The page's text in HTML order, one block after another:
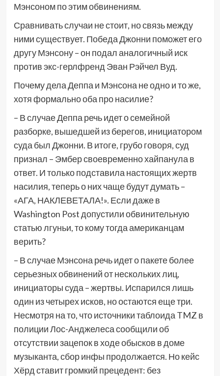
Мэнсоном по этим обвинениям.
Сравнивать случаи не стоит, но связь между
ними существует. Победа Джонни поможет его
другу Мэнсону – он подал аналогичный иск
против экс-герлфренд Эван Рэйчел Вуд.
Почему дела Деппа и Мэнсона не одно и то же,
хотя формально оба про насилие?
– В случае Деппа речь идет о семейной
разборке, вышедшей из берегов, инициатором
суда был Джонни. В итоге, грубо говоря, суд
признал – Эмбер своевременно хайпанула в
ответ. И только подставила настоящих жертв
насилия, теперь о них чаще будут думать –
«АГА, НАКЛЕВЕТАЛА!». Если даже в
Washington Post допустили обвинительную
статью лгуньи, то кому тогда американцам
верить?
– В случае Мэнсона речь идет о пакете более
серьезных обвинений от нескольких лиц,
инициаторы суда – жертвы. Испарился лишь
один из четырех исков, но остаются еще три.
Несмотря на то, что источники таблоида TMZ в
полиции Лос-Анджелеса сообщили об
отсутствии зацепок в ходе обысков в доме
музыканта, сбор инфы продолжается. Но кейс
Хёрд ставит громкий прецедент: без